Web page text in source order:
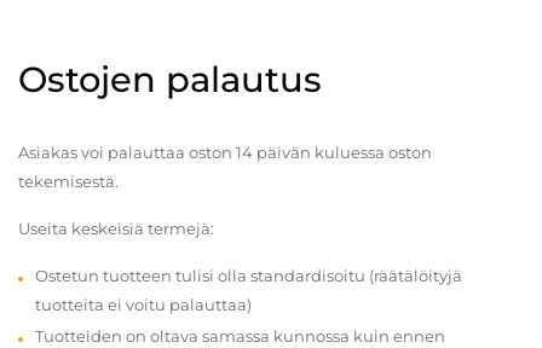
Ostojen palautus
Asiakas voi palauttaa oston 14 päivän kuluessa oston
tekemisestä.
Useita keskeisiä termejä:
Ostetun tuotteen tulisi olla standardisoitu (räätälöityjä
tuotteita ei voitu palauttaa)
Tuotteiden on oltava samassa kunnossa kuin ennen